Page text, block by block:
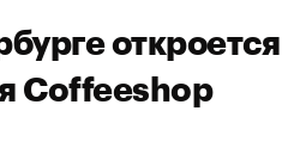
откроется
Coffeeshop